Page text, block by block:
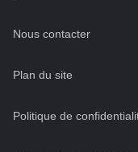
Nous contacter
Plan du site
Politique de